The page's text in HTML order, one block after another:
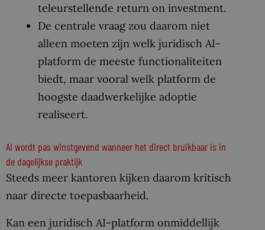
teleurstellende return on investment.
De centrale vraag zou daarom niet
alleen moeten zijn welk juridisch AI-
platform de meeste functionaliteiten
biedt, maar vooral welk platform de
hoogste daadwerkelijke adoptie
realiseert.
AI wordt pas winstgevend wanneer het direct bruikbaar is in
de dagelijkse praktijk
Steeds meer kantoren kijken daarom kritisch
naar directe toepasbaarheid.
Kan een juridisch AI-platform onmiddellijk